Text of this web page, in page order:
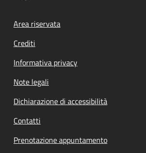
Footer menu
Area riservata
Crediti
Informativa privacy
Note legali
Dichiarazione di accessibilità
Contatti
Prenotazione appuntamento